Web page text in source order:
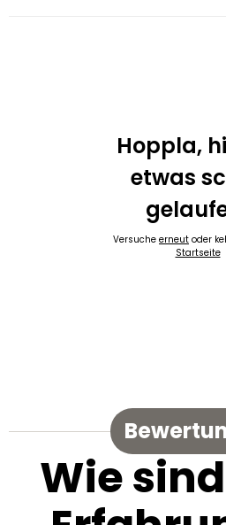
Hoppla,
etwas
Versuche erneut oder
Startseite
Wie